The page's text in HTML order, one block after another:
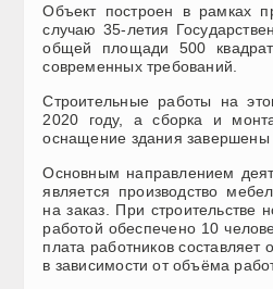
Объект построен в рамках
случаю 35-летия
общей площади 500
современных требований.
Строительные работы на
2020 году, а сборка и
оснащение здания завершены
Основным направлением
является производство
на заказ. При строительстве
работой обеспечено 10
плата работников
в зависимости от объёма